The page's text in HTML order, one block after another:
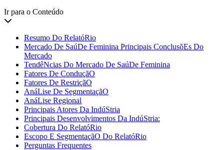
Ir para o Conteúdo
Resumo Do RelatóRio
Mercado De SaúDe Feminina Principais ConclusõEs Do
Mercado
TendêNcias Do Mercado De SaúDe Feminina
Fatores De ConduçãO
Fatores De RestriçãO
AnáLise De SegmentaçãO
AnáLise Regional
Principais Atores Da IndúStria
Principais Desenvolvimentos Da IndúStria:
Cobertura Do RelatóRio
Escopo E SegmentaçãO Do RelatóRio
Perguntas Frequentes